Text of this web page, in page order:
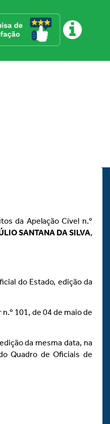
da Apelação Cível n.º
SANTANA DA SILVA,
do Estado, edição da
101, de 04 de maio de
da mesma data, na
Quadro de Oficiais de